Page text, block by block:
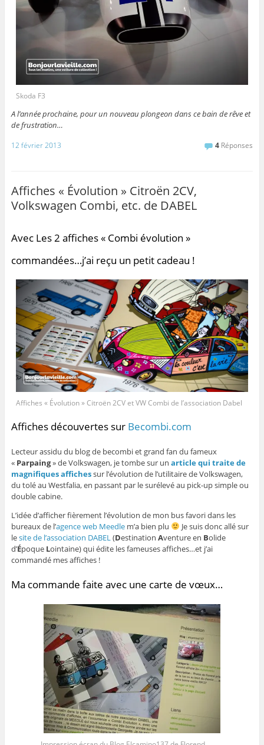
Skoda F3
A l’année prochaine, pour un nouveau plongeon dans ce bain de rêve et
de frustration…
12 février 2013 4 Réponses
Affiches « Évolution » Citroën 2CV,
Volkswagen Combi, etc. de DABEL
Avec Les 2 affiches « Combi évolution »
commandées…j’ai reçu un petit cadeau !
Affiches « Évolution » Citroën 2CV et VW Combi de l’association Dabel
Affiches découvertes sur Becombi.com
Lecteur assidu du blog de becombi et grand fan du fameux
« Parpaing» de Volkswagen, je tombe sur un article qui traite de
magnifiques affichessur l’évolution de l’utilitaire de Volkswagen,
du tolé au Westfalia, en passant par le surélevé au pick-up simple ou
double cabine.
L’idée d’afficher fièrement l’évolution de mon bus favori dans les
bureaux de l’agence web Meedle m’a bien plu
Je suis donc allé sur
lesite de l’association DABEL(Destination Aventure en Bolide
d’Époque Lointaine) qui édite les fameuses affiches…et j’ai
commandé mes affiches !
Ma commande faite avec une carte de vœux…